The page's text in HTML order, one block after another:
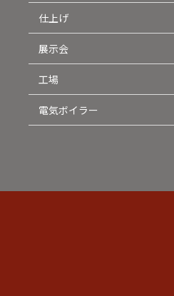
仕上げ
展示会
工場
電気ボイラー